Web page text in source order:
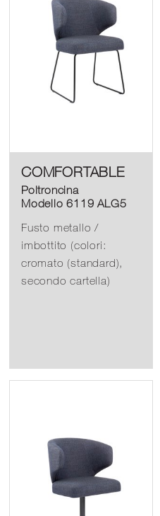
COMFORTABLE
Poltroncina
Modello 6119 ALG5
Fusto metallo /
imbottito (colori:
cromato (standard),
secondo cartella)